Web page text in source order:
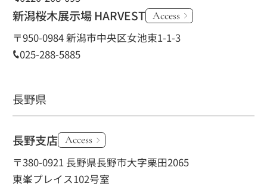
新潟桜木展示場 HARVEST Access
〒950-0984 新潟市中央区女池東1-1-3
025-288-5885
長野県
長野支店 Access
〒380-0921 長野県長野市大字栗田2065
東峯プレイス102号室